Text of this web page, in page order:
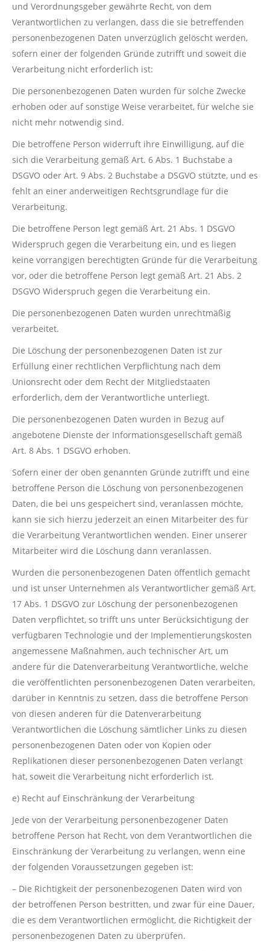
und Verordnungsgeber gewährte Recht, von dem
Verantwortlichen zu verlangen, dass die sie betreffenden
personenbezogenen Daten unverzüglich gelöscht werden,
sofern einer der folgenden Gründe zutrifft und soweit die
Verarbeitung nicht erforderlich ist:
Die personenbezogenen Daten wurden für solche Zwecke
erhoben oder auf sonstige Weise verarbeitet, für welche sie
nicht mehr notwendig sind.
Die betroffene Person widerruft ihre Einwilligung, auf die
sich die Verarbeitung gemäß Art. 6 Abs. 1 Buchstabe a
DSGVO oder Art. 9 Abs. 2 Buchstabe a DSGVO stützte, und es
fehlt an einer anderweitigen Rechtsgrundlage für die
Verarbeitung.
Die betroffene Person legt gemäß Art. 21 Abs. 1 DSGVO
Widerspruch gegen die Verarbeitung ein, und es liegen
keine vorrangigen berechtigten Gründe für die Verarbeitung
vor, oder die betroffene Person legt gemäß Art. 21 Abs. 2
DSGVO Widerspruch gegen die Verarbeitung ein.
Die personenbezogenen Daten wurden unrechtmäßig
verarbeitet.
Die Löschung der personenbezogenen Daten ist zur
Erfüllung einer rechtlichen Verpflichtung nach dem
Unionsrecht oder dem Recht der Mitgliedstaaten
erforderlich, dem der Verantwortliche unterliegt.
Die personenbezogenen Daten wurden in Bezug auf
angebotene Dienste der Informationsgesellschaft gemäß
Art. 8 Abs. 1 DSGVO erhoben.
Sofern einer der oben genannten Gründe zutrifft und eine
betroffene Person die Löschung von personenbezogenen
Daten, die bei uns gespeichert sind, veranlassen möchte,
kann sie sich hierzu jederzeit an einen Mitarbeiter des für
die Verarbeitung Verantwortlichen wenden. Einer unserer
Mitarbeiter wird die Löschung dann veranlassen.
Wurden die personenbezogenen Daten öffentlich gemacht
und ist unser Unternehmen als Verantwortlicher gemäß Art.
17 Abs. 1 DSGVO zur Löschung der personenbezogenen
Daten verpflichtet, so trifft uns unter Berücksichtigung der
verfügbaren Technologie und der Implementierungskosten
angemessene Maßnahmen, auch technischer Art, um
andere für die Datenverarbeitung Verantwortliche, welche
die veröffentlichten personenbezogenen Daten verarbeiten,
darüber in Kenntnis zu setzen, dass die betroffene Person
von diesen anderen für die Datenverarbeitung
Verantwortlichen die Löschung sämtlicher Links zu diesen
personenbezogenen Daten oder von Kopien oder
Replikationen dieser personenbezogenen Daten verlangt
hat, soweit die Verarbeitung nicht erforderlich ist.
e) Recht auf Einschränkung der Verarbeitung
Jede von der Verarbeitung personenbezogener Daten
betroffene Person hat Recht, von dem Verantwortlichen die
Einschränkung der Verarbeitung zu verlangen, wenn eine
der folgenden Voraussetzungen gegeben ist:
– Die Richtigkeit der personenbezogenen Daten wird von
der betroffenen Person bestritten, und zwar für eine Dauer,
die es dem Verantwortlichen ermöglicht, die Richtigkeit der
personenbezogenen Daten zu überprüfen.